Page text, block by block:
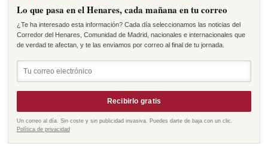
Lo que pasa en el Henares, cada mañana en tu correo
¿Te ha interesado esta información? Cada día seleccionamos las noticias del
Corredor del Henares, Comunidad de Madrid, nacionales e internacionales que
de verdad te afectan, y te las enviamos por correo al final de tu jornada.
Recibirlo gratis
Un correo al día. Sin coste y sin publicidad invasiva. Puedes darte de baja con un clic.
Política de privacidad